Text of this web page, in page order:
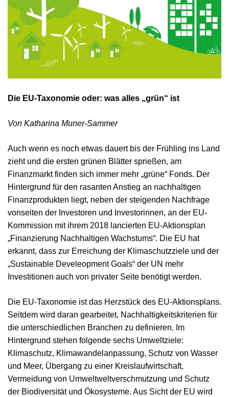
Die EU-Taxonomie oder: was alles „grün“ ist
Von Katharina Muner-Sammer
Auch wenn es noch etwas dauert bis der Frühling ins Land
zieht und die ersten grünen Blätter sprießen, am
Finanzmarkt finden sich immer mehr „grüne“ Fonds. Der
Hintergrund für den rasanten Anstieg an nachhaltigen
Finanzprodukten liegt, neben der steigenden Nachfrage
vonseiten der Investoren und Investorinnen, an der EU-
Kommission mit ihrem 2018 lancierten EU-Aktionsplan
„Finanzierung Nachhaltigen Wachstums“. Die EU hat
erkannt, dass zur Erreichung der Klimaschutzziele und der
„Sustainable Develeopment Goals“ der UN mehr
Investitionen auch von privater Seite benötigt werden.
Die EU-Taxonomie ist das Herzstück des EU-Aktionsplans.
Seitdem wird daran gearbeitet, Nachhaltigkeitskriterien für
die unterschiedlichen Branchen zu definieren. Im
Hintergrund stehen folgende sechs Umweltziele:
Klimaschutz, Klimawandelanpassung, Schutz von Wasser
und Meer, Übergang zu einer Kreislaufwirtschaft,
Vermeidung von Umweltweltverschmutzung und Schutz
der Biodiversität und Ökosysteme. Aus Sicht der EU wird